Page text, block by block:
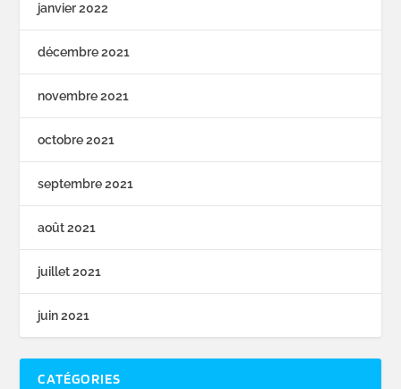
janvier 2022
décembre 2021
novembre 2021
octobre 2021
septembre 2021
août 2021
juillet 2021
juin 2021
CATÉGORIES